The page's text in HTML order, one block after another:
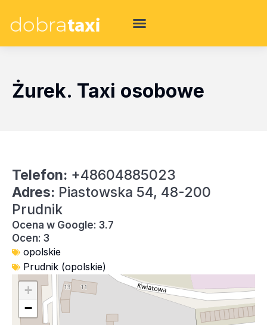
Żurek. Taxi osobowe
Telefon: +48604885023
Adres: Piastowska 54, 48-200
Prudnik
Ocena w Google: 3.7
Ocen: 3
opolskie
Prudnik (opolskie)
+
−